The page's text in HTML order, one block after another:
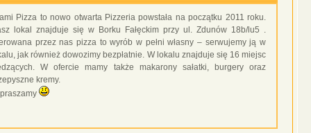
Pizza to nowo otwarta Pizzeria powstała na początku 2011 roku.
lokal znajduje się w Borku Fałęckim przy ul. Zdunów 18b/lu5 .
przez nas pizza to wyrób w pełni własny – serwujemy ją w
jak również dowozimy bezpłatnie. W lokalu znajduje się 16 miejsc
W ofercie mamy także makarony sałatki, burgery oraz
kremy.